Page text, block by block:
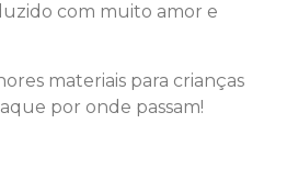
com muito amor e
materiais para crianças
por onde passam!